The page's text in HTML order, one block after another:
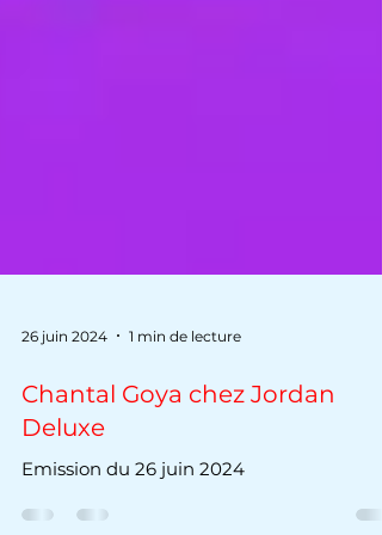
26 juin 2024 1 min de lecture
Chantal Goya chez Jordan
Deluxe
Emission du 26 juin 2024